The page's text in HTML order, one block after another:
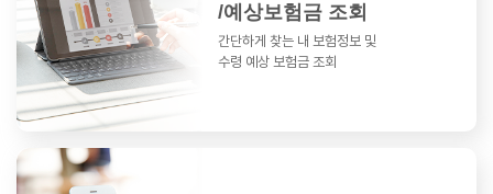
/예상보험금 조회
간단하게 찾는 내 보험정보 및
수령 예상 보험금 조회